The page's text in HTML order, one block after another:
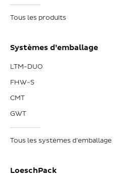
Tous les produits
Systèmes d’emballage
LTM-DUO
FHW-S
CMT
GWT
Tous les systèmes d'emballage
LoeschPack